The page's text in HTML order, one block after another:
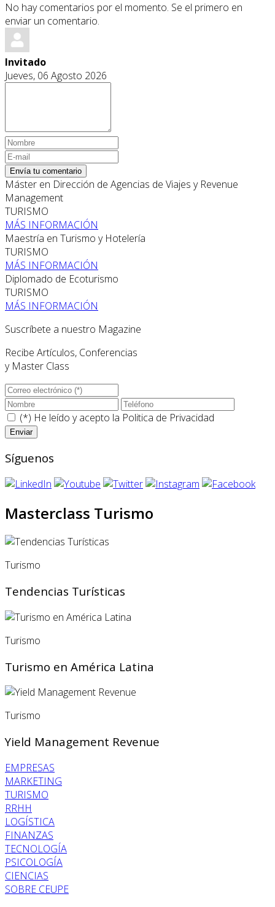
No hay comentarios por el momento. Se el primero en
enviar un comentario.
Invitado
Jueves, 06 Agosto 2026
Envía tu comentario
Máster en Dirección de Agencias de Viajes y Revenue
Management
TURISMO
MÁS INFORMACIÓN
Maestría en Turismo y Hotelería
TURISMO
MÁS INFORMACIÓN
Diplomado de Ecoturismo
TURISMO
MÁS INFORMACIÓN
Suscríbete a nuestro Magazine
Recibe Artículos, Conferencias
y Master Class
(*) He leído y acepto la Politica de Privacidad
Síguenos
Masterclass Turismo
Turismo
Tendencias Turísticas
Turismo
Turismo en América Latina
Turismo
Yield Management Revenue
EMPRESAS
MARKETING
TURISMO
RRHH
LOGÍSTICA
FINANZAS
TECNOLOGÍA
PSICOLOGÍA
CIENCIAS
SOBRE CEUPE